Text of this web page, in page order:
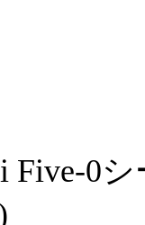
Five-0